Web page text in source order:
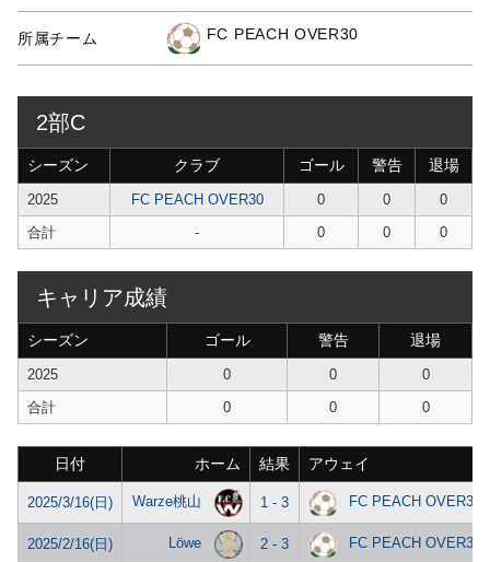
所属チーム FC PEACH OVER30
2部C
シーズン クラブ ゴール 警告 退場
2025 FC PEACH OVER30 0 0
0
合計
- 0 0 0
キャリア成績
シーズン ゴール 警告 退場
2025 0 0
0
合計
0 0 0
日付 ホーム 結果 アウェイ
2025/3/16(日) Warze桃山 1 - 3 FC PEACH OVER30
2025/2/16(日) Löwe 2 - 3 FC PEACH OVER30